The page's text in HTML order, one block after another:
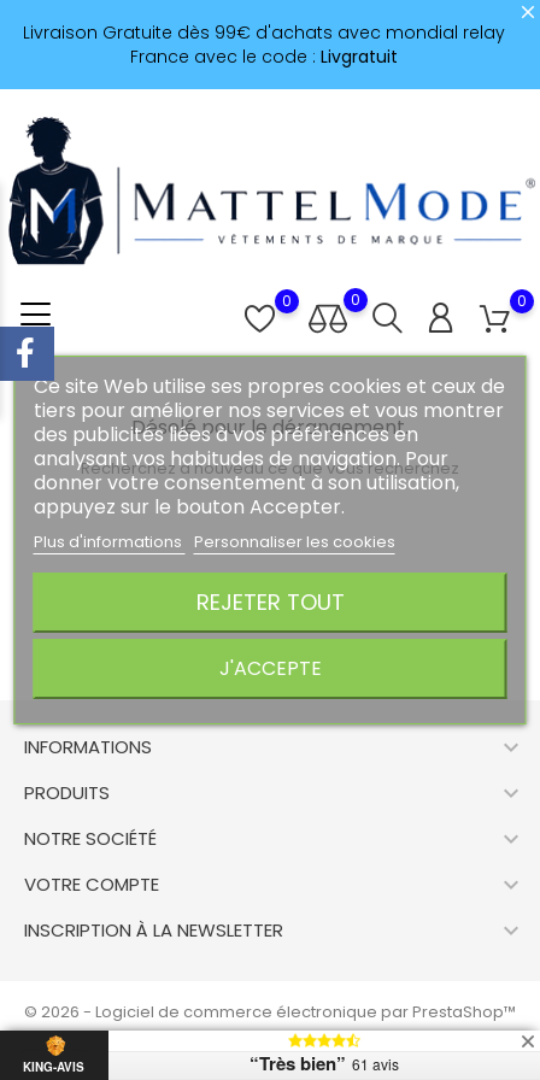
Livraison Gratuite dès 99€ d'achats avec mondial relay
France avec le code : Livgratuit
0
0
0
Ce site Web utilise ses propres cookies et ceux de
tiers pour améliorer nos services et vous montrer
des publicités liées à vos préférences en
analysant vos habitudes de navigation. Pour
donner votre consentement à son utilisation,
appuyez sur le bouton Accepter.
Plus d'informations Personnaliser les cookies
REJETER TOUT
J'ACCEPTE
Désolé pour le dérangement.
Recherchez à nouveau ce que vous recherchez
INFORMATIONS 
PRODUITS 
NOTRE SOCIÉTÉ 
VOTRE COMPTE 
INSCRIPTION À LA NEWSLETTER 
© 2026 - Logiciel de commerce électronique par PrestaShop™
KING-AVIS “Très bien” 61 avis